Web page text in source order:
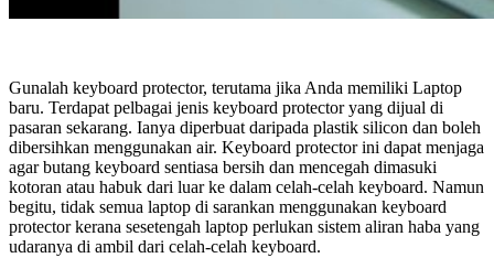
Gunalah keyboard protector, terutama jika Anda memiliki Laptop
baru. Terdapat pelbagai jenis keyboard protector yang dijual di
pasaran sekarang. Ianya diperbuat daripada plastik silicon dan boleh
dibersihkan menggunakan air. Keyboard protector ini dapat menjaga
agar butang keyboard sentiasa bersih dan mencegah dimasuki
kotoran atau habuk dari luar ke dalam celah-celah keyboard. Namun
begitu, tidak semua laptop di sarankan menggunakan keyboard
protector kerana sesetengah laptop perlukan sistem aliran haba yang
udaranya di ambil dari celah-celah keyboard.